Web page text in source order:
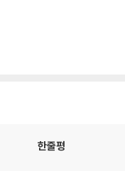
한줄평